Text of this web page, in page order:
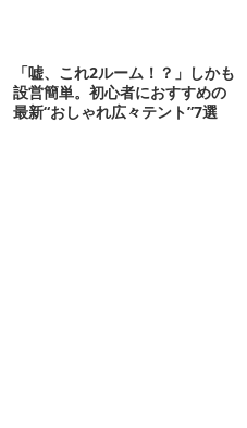
「嘘、これ2ルーム！？」しかも
設営簡単。初心者におすすめの
最新“おしゃれ広々テント”7選